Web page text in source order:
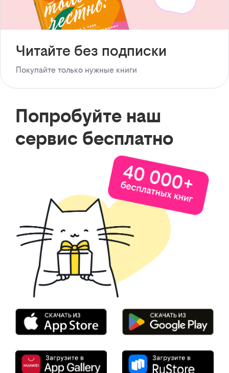
Читайте без подписки
Покупайте только нужные книги
Попробуйте наш
сервис бесплатно